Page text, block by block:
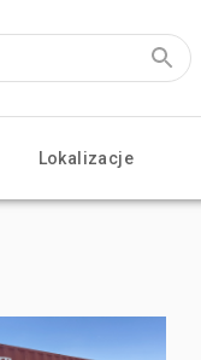
Lokalizacje